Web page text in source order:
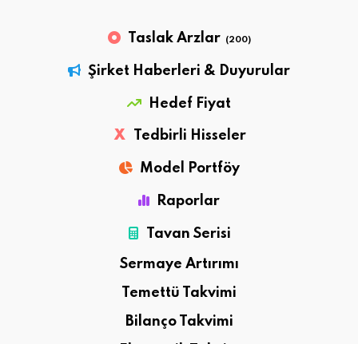
Taslak Arzlar (200)
Şirket Haberleri & Duyurular
Hedef Fiyat
X Tedbirli Hisseler
Model Portföy
Raporlar
Tavan Serisi
Sermaye Artırımı
Temettü Takvimi
Bilanço Takvimi